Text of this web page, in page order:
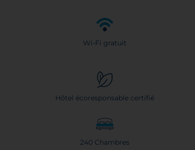
Wi-Fi gratuit
Hôtel écoresponsable certifié
240 Chambres